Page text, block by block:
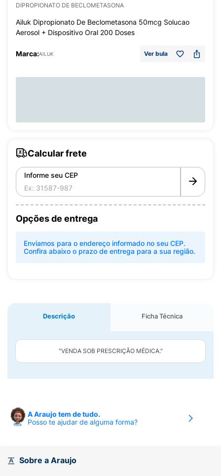
DIPROPIONATO DE BECLOMETASONA
Ailuk Dipropionato De Beclometasona 50mcg Solucao
Aerosol + Dispositivo Oral 200 Doses
Marca:AILUK Ver bula
Calcular frete
Informe seu CEP
Opções de entrega
Enviamos para o endereço informado no seu CEP.
Confira abaixo o prazo de entrega para a sua região.
Descrição Ficha Técnica
"VENDA SOB PRESCRIÇÃO MÉDICA."
A Araujo tem de tudo.
Posso te ajudar de alguma forma?
Sobre a Araujo